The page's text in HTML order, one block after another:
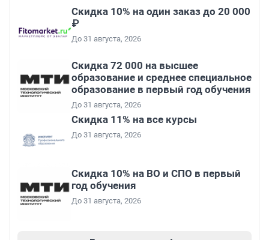
Скидка 10% на один заказ до 20 000
₽
До 31 августа, 2026
Скидка 72 000 на высшее
образование и среднее специальное
образование в первый год обучения
До 31 августа, 2026
Скидка 11% на все курсы
До 31 августа, 2026
Скидка 10% на ВО и СПО в первый
год обучения
До 31 августа, 2026